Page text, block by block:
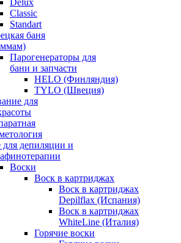
Delux
Classic
Standart
баня
Парогенераторы для
бани и запчасти
HELO (Финляндия)
TYLO (Швеция)
для
для депиляции и
Воски
Воск в картриджах
Воск в картриджах
Depilflax (Испания)
Воск в картриджах
WhiteLine (Италия)
Горячие воски